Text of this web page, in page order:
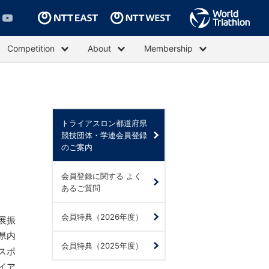
Competition About Membership
振
内
ポ
ア
トライアスロン都道府県
競技団体・学連会員登録
のご案内
会員登録に関する よく
あるご質問
会員特典（2026年度）
会員特典（2025年度）